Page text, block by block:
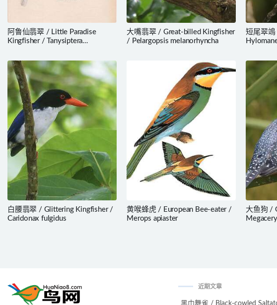
阿鲁仙翡翠 / Little Paradise
Kingfisher / Tanysiptera
大嘴翡翠 / Great-billed Kingfisher
/ Pelargopsis melanorhyncha
短尾翠
白腰翡翠 / Glittering Kingfisher /
Caridonax fulgidus
黄喉蜂虎 / European Bee-eater /
Merops apiaster
大鱼狗 /
近期文章
黑巾舞雀 / Black-cowled